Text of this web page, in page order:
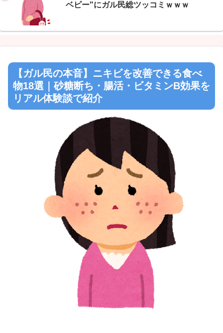
ベビー"にガル民総ツッコミｗｗｗ
【ガル民の本音】ニキビを改善できる食べ
物18選｜砂糖断ち・腸活・ビタミンB効果を
リアル体験談で紹介